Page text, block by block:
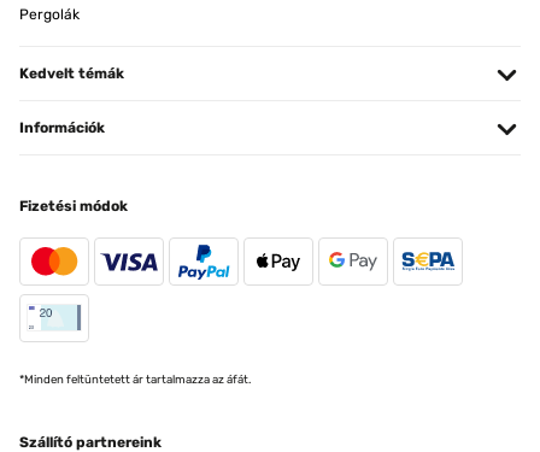
Pergolák
Kedvelt témák
Információk
Fizetési módok
*Minden feltüntetett ár tartalmazza az áfát.
Szállító partnereink